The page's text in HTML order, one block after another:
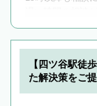
遅い時間の相談
んで検索してみ
【四ツ谷駅徒
た解決策をご